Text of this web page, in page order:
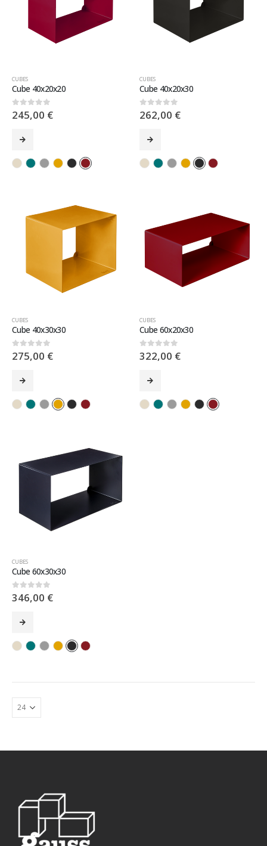
CUBES
Cube 40x20x20
0sur 5
245,00 €
CUBES
Cube 40x20x30
0sur 5
262,00 €
CUBES
Cube 40x30x30
0sur 5
275,00 €
CUBES
Cube 60x20x30
0sur 5
322,00 €
CUBES
Cube 60x30x30
0sur 5
346,00 €